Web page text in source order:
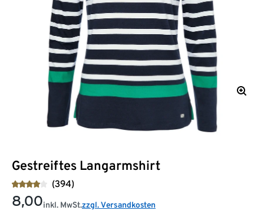
Gestreiftes Langarmshirt
(394)
8,00inkl. MwSt.zzgl. Versandkosten